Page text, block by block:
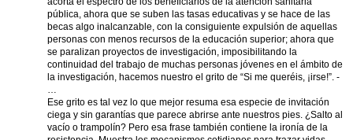
pública, ahora que se suben las tasas educativas y se hace de las
becas algo inalcanzable, con la consiguiente expulsión de aquellas
personas con menos recursos de la educación superior; ahora que
se paralizan proyectos de investigación, imposibilitando la
continuidad del trabajo de muchas personas jóvenes en el ámbito de
la investigación, hacemos nuestro el grito de “Si me queréis, ¡irse!”. -
…
Ese grito es tal vez lo que mejor resuma esa especie de invitación
ciega y sin garantías que parece abrirse ante nuestros pies. ¿Salto al
vacío o trampolín? Pero esa frase también contiene la ironía de la